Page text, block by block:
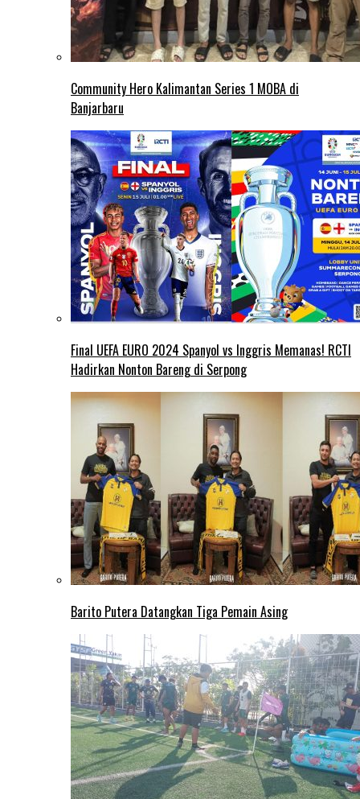
Community Hero Kalimantan Series 1 MOBA di
Banjarbaru
Final UEFA EURO 2024 Spanyol vs Inggris Memanas! RCTI
Hadirkan Nonton Bareng di Serpong
Barito Putera Datangkan Tiga Pemain Asing